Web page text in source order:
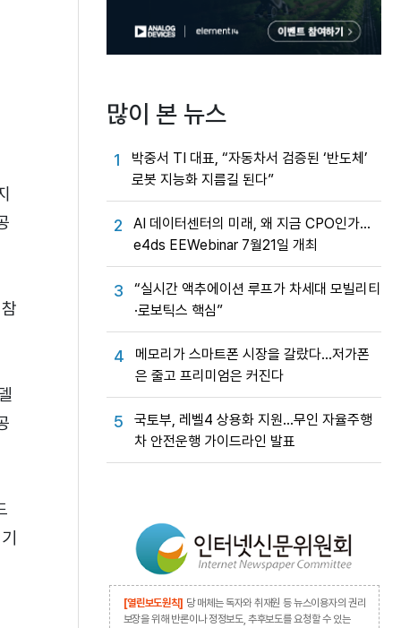
많이 본 뉴스
1
박중서 TI 대표, “자동차서 검증된 ‘반도체’
로봇 지능화 지름길 된다”
2
AI 데이터센터의 미래, 왜 지금 CPO인가…
e4ds EEWebinar 7월21일 개최
3
“실시간 액추에이션 루프가 차세대 모빌리티
·로보틱스 핵심”
4
메모리가 스마트폰 시장을 갈랐다…저가폰
은 줄고 프리미엄은 커진다
5
국토부, 레벨4 상용화 지원…무인 자율주행
차 안전운행 가이드라인 발표
[열린보도원칙] 당 매체는 독자와 취재원 등 뉴스이용자의 권리
보장을 위해 반론이나 정정보도, 추후보도를 요청할 수 있는